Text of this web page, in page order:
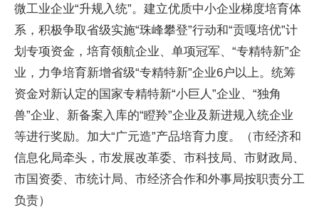
微工业企业“升规入统”。建立优质中小企业梯度培育体
系，积极争取省级实施“珠峰攀登”行动和“贡嘎培优”计
划专项资金，培育领航企业、单项冠军、“专精特新”企
业，力争培育新增省级“专精特新”企业6户以上。统筹
资金对新认定的国家专精特新“小巨人”企业、“独角
兽”企业、新备案入库的“瞪羚”企业及新进规入统企业
等进行奖励。加大“广元造”产品培育力度。（市经济和
信息化局牵头，市发展改革委、市科技局、市财政局、
市国资委、市统计局、市经济合作和外事局按职责分工
负责）